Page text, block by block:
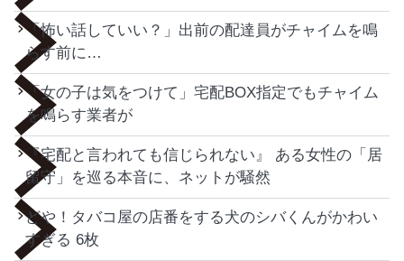
「怖い話していい？」出前の配達員がチャイムを鳴
らす前に…
「女の子は気をつけて」宅配BOX指定でもチャイム
を鳴らす業者が
『宅配と言われても信じられない』 ある女性の「居
留守」を巡る本音に、ネットが騒然
どや！タバコ屋の店番をする犬のシバくんがかわい
すぎる 6枚